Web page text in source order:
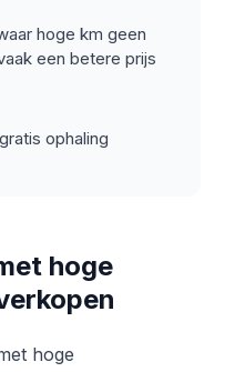
hoge km geen
een betere prijs
ophaling
hoge
hoge